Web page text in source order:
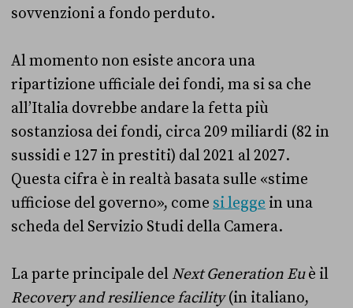
sovvenzioni a fondo perduto.
Al momento non esiste ancora una
ripartizione ufficiale dei fondi, ma si sa che
all’Italia dovrebbe andare la fetta più
sostanziosa dei fondi, circa 209 miliardi (82 in
sussidi e 127 in prestiti) dal 2021 al 2027.
Questa cifra è in realtà basata sulle «stime
ufficiose del governo», come si legge in una
scheda del Servizio Studi della Camera.
La parte principale del Next Generation Euè il
Recovery and resilience facility(in italiano,